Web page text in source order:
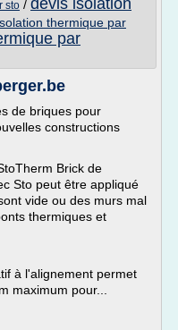
sto / devis isolation
thermique par
par
de briques pour
constructions
Brick de
Sto peut être appliqué
vide ou des murs mal
thermiques et
à l'alignement permet
maximum pour...